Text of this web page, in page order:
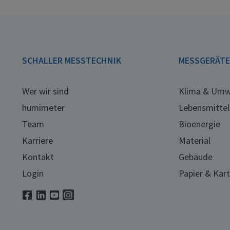
SCHALLER MESSTECHNIK
Wer wir sind
humimeter
Team
Karriere
Kontakt
Login
MESSGERÄTE
Klima &
Lebensmittel
Bioenergie
Material
Gebäude
Papier &